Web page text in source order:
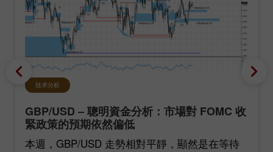
技术分析
GBP/USD – 聰明資金分析：市場對 FOMC 收
緊政策的預期依然偏低
本週，GBP/USD 走勢相對平靜，顯然是在等待